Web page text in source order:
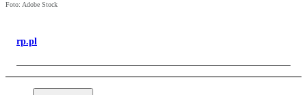
Foto: Adobe Stock
rp.pl